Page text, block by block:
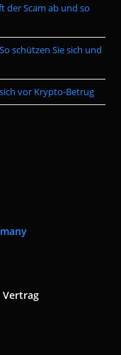
der Scam ab und so
schützen Sie sich und
vor Krypto-Betrug
Vertrag